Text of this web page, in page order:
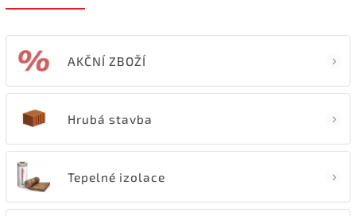
AKČNÍ ZBOŽÍ
Hrubá stavba
Tepelné izolace